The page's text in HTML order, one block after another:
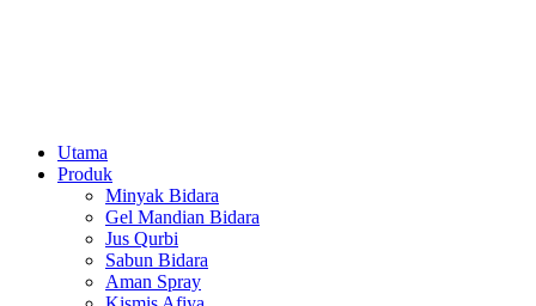
Utama
Produk
Minyak Bidara
Gel Mandian Bidara
Jus Qurbi
Sabun Bidara
Aman Spray